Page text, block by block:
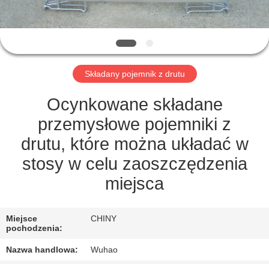
KONTROLA
JAKOŚCI
SKONTAKTUJ
NAMI
POPROSIĆ
SITEMAP
Składany pojemnik z drutu
Ocynkowane składane
przemysłowe pojemniki z
drutu, które można układać w
stosy w celu zaoszczędzenia
miejsca
Miejsce
pochodzenia:
CHINY
Nazwa handlowa: Wuhao